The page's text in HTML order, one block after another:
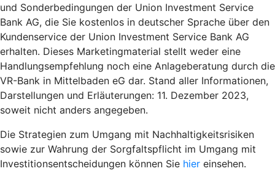
und Sonderbedingungen der Union Investment Service
Bank AG, die Sie kostenlos in deutscher Sprache über den
Kundenservice der Union Investment Service Bank AG
erhalten. Dieses Marketingmaterial stellt weder eine
Handlungsempfehlung noch eine Anlageberatung durch die
VR-Bank in Mittelbaden eG dar. Stand aller Informationen,
Darstellungen und Erläuterungen: 11. Dezember 2023,
soweit nicht anders angegeben.
Die Strategien zum Umgang mit Nachhaltigkeitsrisiken
sowie zur Wahrung der Sorgfaltspflicht im Umgang mit
Investitionsentscheidungen können Sie hier einsehen.